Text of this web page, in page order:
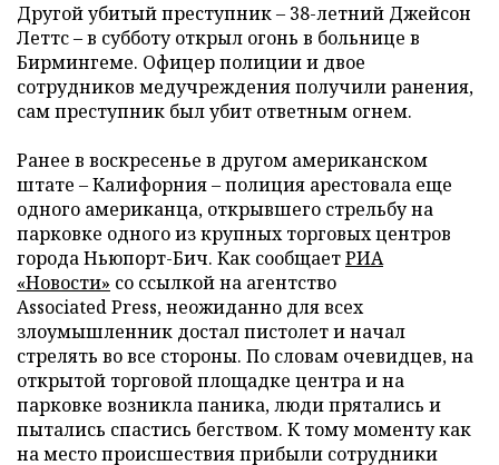
Другой убитый преступник – 38-летний Джейсон
Леттс – в субботу открыл огонь в больнице в
Бирмингеме. Офицер полиции и двое
сотрудников медучреждения получили ранения,
сам преступник был убит ответным огнем.
Ранее в воскресенье в другом американском
штате – Калифорния – полиция арестовала еще
одного американца, открывшего стрельбу на
парковке одного из крупных торговых центров
города Ньюпорт-Бич. Как сообщаетРИА
«Новости» со ссылкой на агентство
Associated Press, неожиданно для всех
злоумышленник достал пистолет и начал
стрелять во все стороны. По словам очевидцев, на
открытой торговой площадке центра и на
парковке возникла паника, люди прятались и
пытались спастись бегством. К тому моменту как
на место происшествия прибыли сотрудники